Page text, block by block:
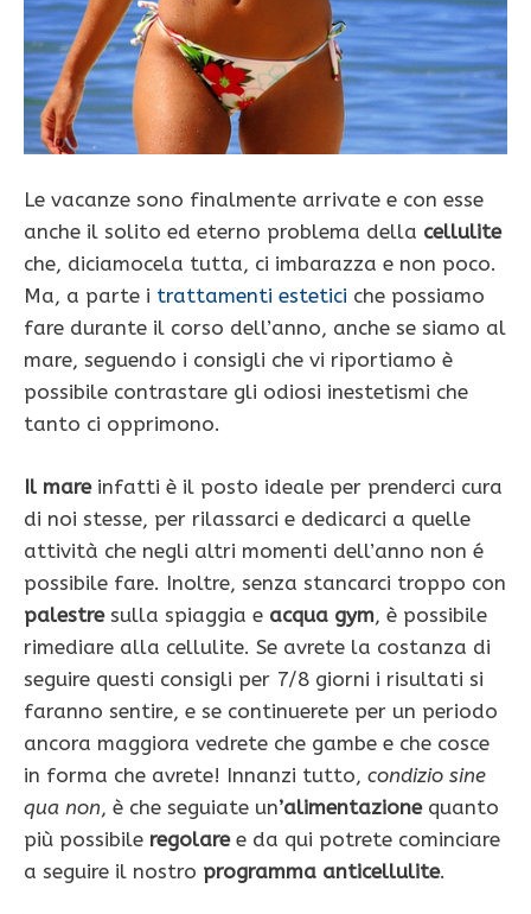
Le vacanze sono finalmente arrivate e con esse
anche il solito ed eterno problema della cellulite
che, diciamocela tutta, ci imbarazza e non poco.
Ma, a parte i trattamenti estetici che possiamo
fare durante il corso dell’anno, anche se siamo al
mare, seguendo i consigli che vi riportiamo è
possibile contrastare gli odiosi inestetismi che
tanto ci opprimono.
Il mareinfatti è il posto ideale per prenderci cura
di noi stesse, per rilassarci e dedicarci a quelle
attività che negli altri momenti dell’anno non é
possibile fare. Inoltre, senza stancarci troppo con
palestresulla spiaggia e acqua gym, è possibile
rimediare alla cellulite. Se avrete la costanza di
seguire questi consigli per 7/8 giorni i risultati si
faranno sentire, e se continuerete per un periodo
ancora maggiora vedrete che gambe e che cosce
in forma che avrete! Innanzi tutto, condizio sine
qua non, è che seguiate un’alimentazionequanto
più possibile regolare e da qui potrete cominciare
a seguire il nostro programma anticellulite.